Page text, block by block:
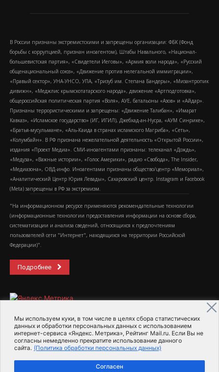
Мы используем куки, в том числе в целях сбора статистических
данных и обработки персональных данных с использованием
интернет-сервиса «Яндекс. Метрика», Рейтинг Mail.ru. Если Вы не
согласны немедленно прекратите использование данного
сайта. (Политика обработки персональных данных)
Согласен
В России признаны экстремистскими и запрещены организации: ФБК (Фонд
борьбы с коррупцией, признан иноагентом), Штабы Навального, «Национал-
большевистская партия», «Свидетели Иеговы», «Армия воли народа», «Русский
общенациональный союз», «Движение против нелегальной иммиграции»,
«Правый сектор», УНА-УНСО, УПА, «Тризуб им. Степана Бандеры», «Мизантропик
дивижн», «Меджлис крымскотатарского народа», движение «Артподготовка»,
общероссийская политическая партия «Воля», АУЕ, батальоны «Азов» и «Айдар».
Признаны террористическими и запрещены: «Движение Талибан», «Имарат
Кавказ», «Исламское государство» (ИГ, ИГИЛ), Джебхад-ан-Нусра, «АУМ Синрике»,
«Братья-мусульмане», «Аль-Каида в странах исламского Магриба», «Сеть»,
«Колумбайн». В РФ признана нежелательной деятельность «Открытой России»,
издания «Проект Медиа». СМИ-иноагентами признаны: телеканал «Дождь»,
«Медуза», «Важные истории», «Голос Америки», радио «Свобода», The Insider,
«Медиазона», ОВД-инфо. Иноагентами признаны общество/центр «Мемориал»,
«Аналитический Центр Юрия Левады», Сахаровский центр. Instagram и Facebook
(Metа) запрещены в РФ за экстремизм.
"На информационном ресурсе применяются рекомендательные технологии
(информационные технологии предоставления информации на основе сбора,
систематизации и анализа сведений, относящихся к предпочтениям
пользователей сети "Интернет", находящихся на территории Российской
Федерации)".
Подробнее
2015-2026- Информационное агентство МедиаПоток
Для справки Об издании
Пользовательское соглашение
Политика обработки персональных данных